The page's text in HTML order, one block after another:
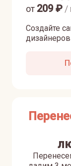
Создайте
от 209₽ /